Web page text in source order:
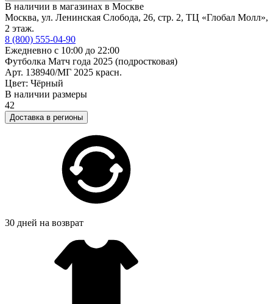
В наличии в магазинах в Москве
Москва, ул. Ленинская Слобода, 26, стр. 2, ТЦ «Глобал Молл»,
2 этаж.
8 (800) 555-04-90
Ежедневно с 10:00 до 22:00
Футболка Матч года 2025 (подростковая)
Арт. 138940/МГ 2025 красн.
Цвет: Чёрный
В наличии размеры
42
Доставка в регионы
30 дней на возврат